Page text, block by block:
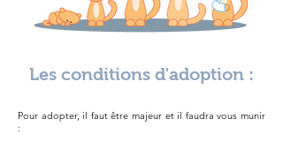
Les conditions d'adoption :
Pour adopter, il faut être majeur et il faudra vous munir
: